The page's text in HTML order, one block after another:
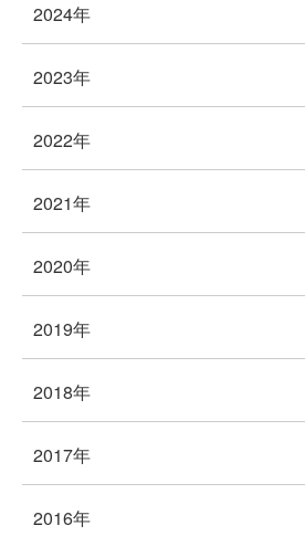
2024年
2023年
2022年
2021年
2020年
2019年
2018年
2017年
2016年